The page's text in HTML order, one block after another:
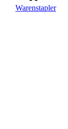
Warenstapler